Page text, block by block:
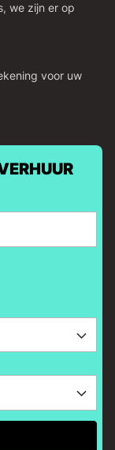
we zijn er op
voor uw